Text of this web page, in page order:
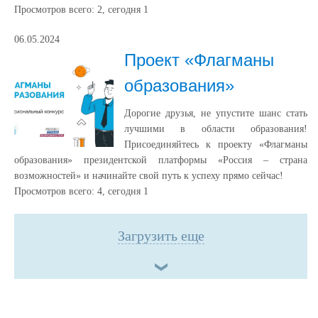
Просмотров всего: 2, сегодня 1
06.05.2024
Проект «Флагманы
образования»
Дорогие друзья, не упустите шанс стать
лучшими в области образования!
Присоединяйтесь к проекту «Флагманы
образования» президентской платформы «Россия – страна
возможностей» и начинайте свой путь к успеху прямо сейчас!
Просмотров всего: 4, сегодня 1
Загрузить еще